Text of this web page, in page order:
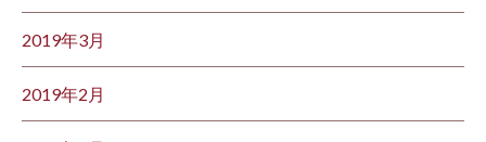
2019年3月
2019年2月